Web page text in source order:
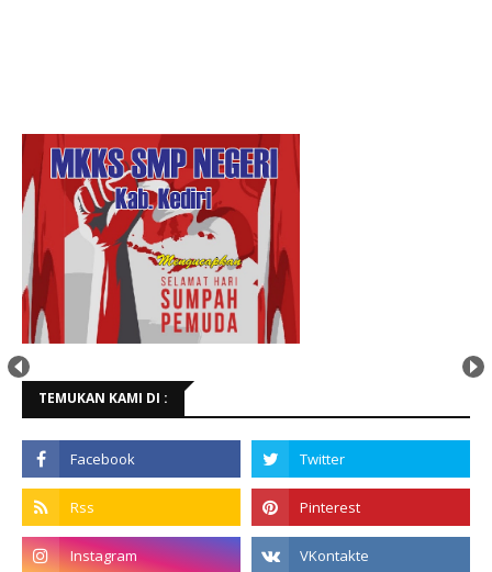
TEMUKAN KAMI DI :